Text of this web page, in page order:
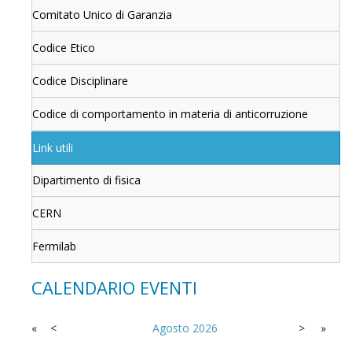
Comitato Unico di Garanzia
Codice Etico
Codice Disciplinare
Codice di comportamento in materia di anticorruzione
Link utili
Dipartimento di fisica
CERN
Fermilab
CALENDARIO EVENTI
« < Agosto 2026 >
»